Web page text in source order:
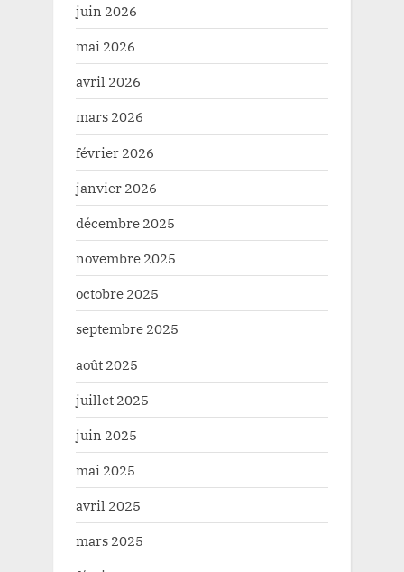
juin 2026
mai 2026
avril 2026
mars 2026
février 2026
janvier 2026
décembre 2025
novembre 2025
octobre 2025
septembre 2025
août 2025
juillet 2025
juin 2025
mai 2025
avril 2025
mars 2025